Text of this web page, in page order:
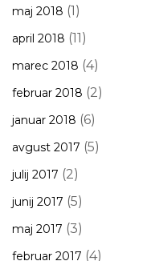
maj 2018 (1)
april 2018 (11)
marec 2018 (4)
februar 2018 (2)
januar 2018 (6)
avgust 2017 (5)
julij 2017 (2)
junij 2017 (5)
maj 2017 (3)
februar 2017 (4)